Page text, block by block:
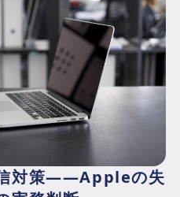
対策——Appleの失